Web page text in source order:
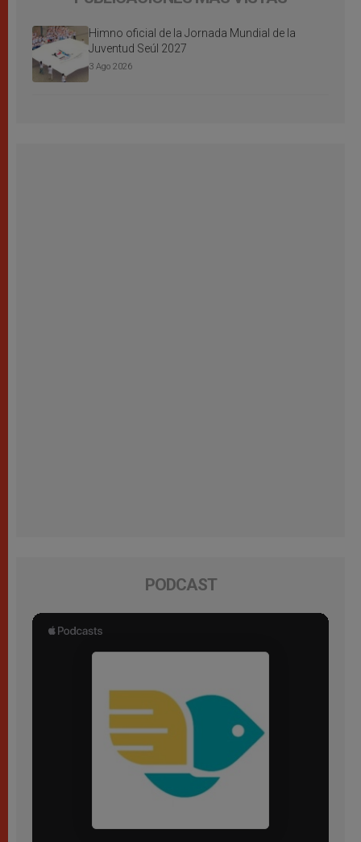
Himno oficial de la Jornada Mundial de la
Juventud Seúl 2027
3 Ago 2026
PODCAST